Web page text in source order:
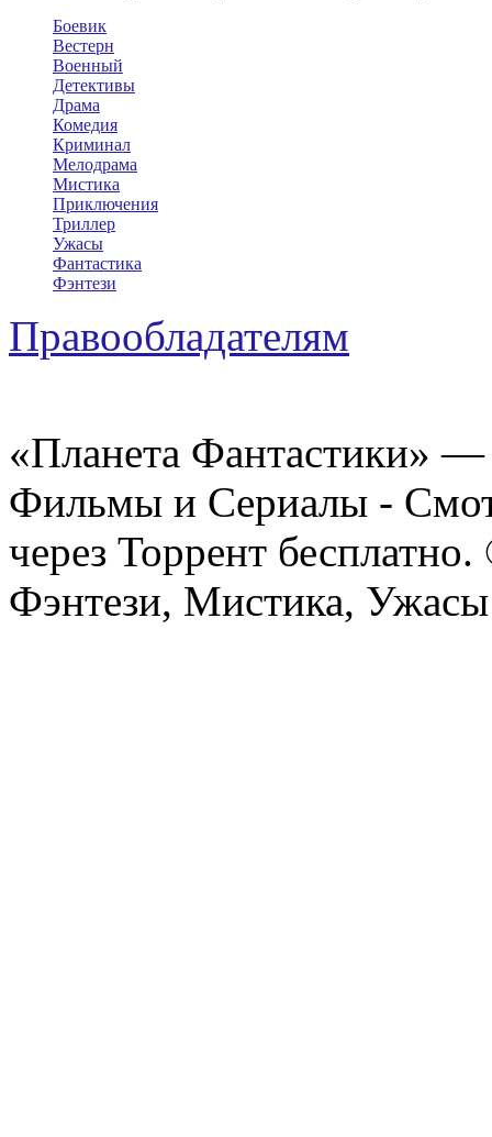
Боевик
Вестерн
Военный
Детективы
Драма
Комедия
Криминал
Мелодрама
Мистика
Приключения
Триллер
Ужасы
Фантастика
Фэнтези
Правообладателям
«Планета Фантастики»
Фильмы и Сериалы -
через Торрент
Фэнтези, Мистика,